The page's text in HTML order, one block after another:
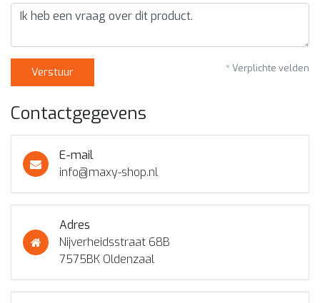
Verstuur * Verplichte velden
Contactgegevens
E-mail
info@maxy-shop.nl
Adres
Nijverheidsstraat 68B
7575BK Oldenzaal